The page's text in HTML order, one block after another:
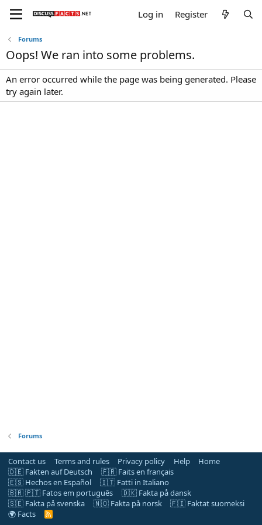
Log in Register
Forums
Oops! We ran into some problems.
An error occurred while the page was being generated. Please
try again later.
Forums
Contact us Terms and rules Privacy policy Help
Home
🇩🇪 Fakten auf Deutsch
🇫🇷 Faits en français
🇪🇸 Hechos en Español
🇮🇹 Fatti in Italiano
🇧🇷 🇵🇹 Fatos em português
🇩🇰 Fakta på dansk
🇸🇪 Fakta på svenska
🇳🇴 Fakta på norsk
🇫🇮 Faktat suomeksi
🌍 Facts
R